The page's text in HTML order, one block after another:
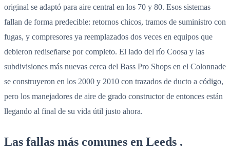
original se adaptó para aire central en los 70 y 80. Esos sistemas
fallan de forma predecible: retornos chicos, tramos de suministro con
fugas, y compresores ya reemplazados dos veces en equipos que
debieron rediseñarse por completo. El lado del río Coosa y las
subdivisiones más nuevas cerca del Bass Pro Shops en el Colonnade
se construyeron en los 2000 y 2010 con trazados de ducto a código,
pero los manejadores de aire de grado constructor de entonces están
llegando al final de su vida útil justo ahora.
Las fallas más comunes en Leeds .